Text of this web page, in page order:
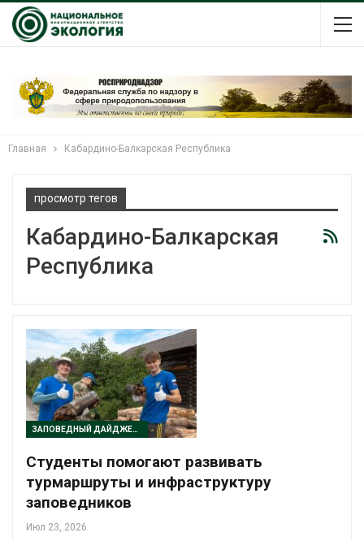
Главная Кабардино-Балкарская Республика
просмотр тегов
Кабардино-Балкарская
Республика
ЗАПОВЕДНЫЙ ДАЙДЖЕСТ
Студенты помогают развивать
турмаршруты и инфраструктуру
заповедников
Июл 23, 2026